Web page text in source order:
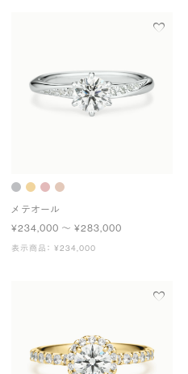
メテオール
¥234,000 〜 ¥283,000
表示商品： ¥234,000